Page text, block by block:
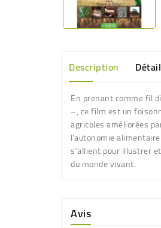
Description
En prenant comme fil
–, ce film est un
agricoles améliorées
l’autonomie
s’allient pour illustrer
du monde vivant.
Avis